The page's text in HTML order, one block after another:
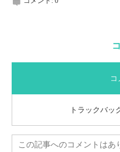
コ
トラックバッ
この記事へのコメントはあ